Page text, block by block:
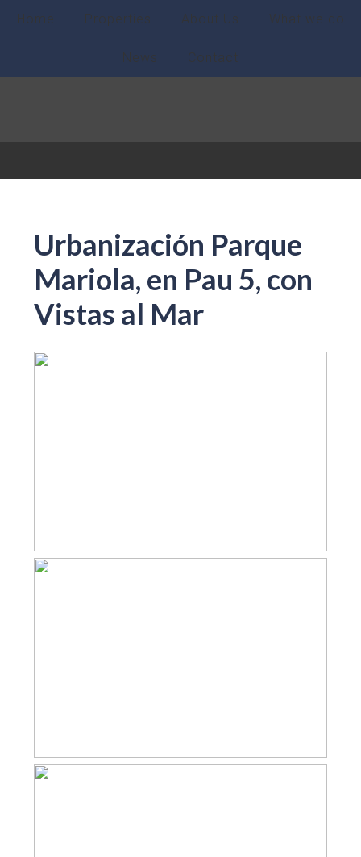
Home Properties About Us What we do
News Contact
Urbanización Parque
Mariola, en Pau 5, con
Vistas al Mar